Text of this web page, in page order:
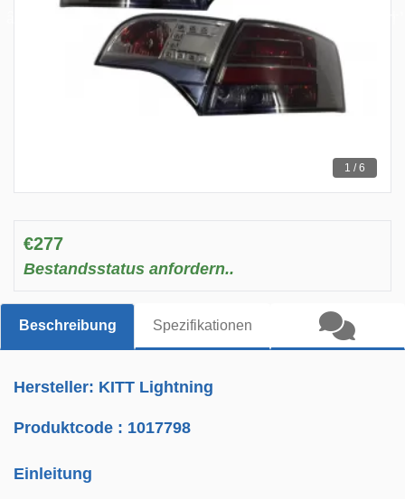
1 / 6
€277
Bestandsstatus anfordern..
Beschreibung Spezifikationen
Hersteller: KITT Lightning
Produktcode : 1017798
Einleitung